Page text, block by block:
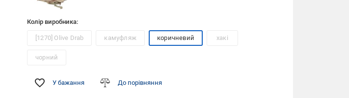
Колір виробника:
[1270] Olive Drab камуфляж коричневий хакі
чорний
У бажання До порівняння